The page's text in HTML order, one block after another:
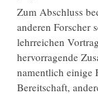
Zum Abschluss
anderen Forscher
lehrreichen
hervorragende
namentlich einige
Bereitschaft,